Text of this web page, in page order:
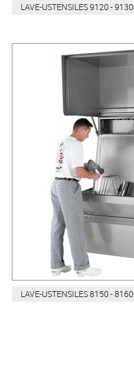
LAVE-USTENSILES 9120 - 9130
LAVE-USTENSILES 8150 - 8160